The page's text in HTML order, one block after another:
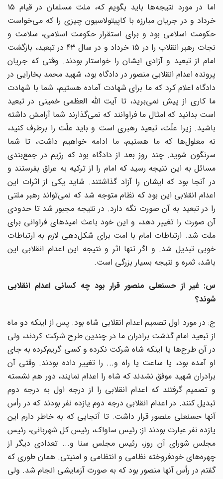
اما در مورد نتیجه‌ها باید بگویم که، ملت مسلمان در قیام ۱۵
خرداد و در جریان مبارزه با کاپیتولاسیون چیزی را که می‌خواست
حکومت اسلامی بود و برای استقرار حکومت اسلامی، سلامت و
نجات رهبر انقلاب را در ۱۵ خرداد و در سال ۴۳ در تبعید، بازگشت
امام از تبعید و آزادی ایشان را خواستار بودند. وقتی که جریان
پرونده اعدام انقلابی منصور در دادگاه بود، شهید محمد بخارایی در
دادگاه اعلام کرد که ما برای شهادت آماده هستیم، شما با شهادت
ما کاری از پیش نمی‌برید، تا آیت الله العظمی خمینی در تبعید
است بدانید که امثال ما فراوانند که نمی‌گذارند شما آرامش داشته
باشید. زیرا علّت، تبعید رهبری است و باید علّت را برطرف کنید،
نه معلول‌ها که ما هستیم، ما ادامه خواهیم داشت، تا شما
سرنگون شوید. چند روز بعد از دادگاه بود که رژیم در جمع‌بندی
مسائل به این نتیجه رسید که امام را از ترکیه به عراق بفرستند و
در آنجا بود که ایشان را آزاد گذاشتند. شاید یکی از اثرات این
اعدام انقلابی این بود که نظام متوجه شد که نمی‌تواند رهبر ملتی
را در تبعید به آن صورت نگه دارد. در نتیجه مجبور شد تا حدودی
آن صورت را تغییر دهد، و این خود باعث امیدهای فراوانی برای
ملت شد. ارتباطات امام با امت برای شکل‌دهی لازم به ارتباطات
خوبی تبدیل شد. و اگر تنها اثر و نتیجه این اعدام انقلابی این
باشد، ثمره و نتیجه بسیار بزرگی است.
س: غیر از حسنعلی منصور قرار بود چه کسانی اعدام انقلابی
شوند؟
ج: در مورد اول تصمیم اعدام انقلابی شاه بود. پس از اینکه دو ماه
از تبعید امام گذشت برادران ما در چندین طرح شرکت کردند، ولی
در آن طرح‌ها یا اینکه شاه شرکت نکرده و کسی گریم‌کرده به جای
او آمده بود، یا ساعت یا راه و... را تغییر داده بودند. وقتی آن
برادران شهید موفق نشدند که شاه را اعدام نمایند، دور هم نشسته
و تصمیم گرفتند که اعدام انقلابی را از درجه اول به درجه دوم
تبدیل کنند. در اعدام انقلابی درجه دوم یازده نفر بودند که در رأس
آنها حسنعلی منصور قرار داشت. تا آنجایی که به خاطر دارم این
یازده نفر عبارت بودند از: رئیس ساواک، رئیس کل شهربانی، رئیس
مجلس شورای آن روز، رئیس مجلس سنا و... تعدادی دیگر از
چهره‌های خودفروخته نظامی و انتظامی و امنیتی. همان طوری که
گفتم در رأس آنها منصور بود که به صورت آزمایشی انجام شد. ولی